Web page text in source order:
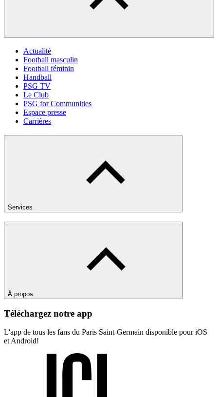
Actualité
Football masculin
Football féminin
Handball
PSG TV
Le Club
PSG for Communities
Espace presse
Carrières
Services
À propos
Téléchargez notre app
L'app de tous les fans du Paris Saint-Germain disponible pour iOS
et Android!